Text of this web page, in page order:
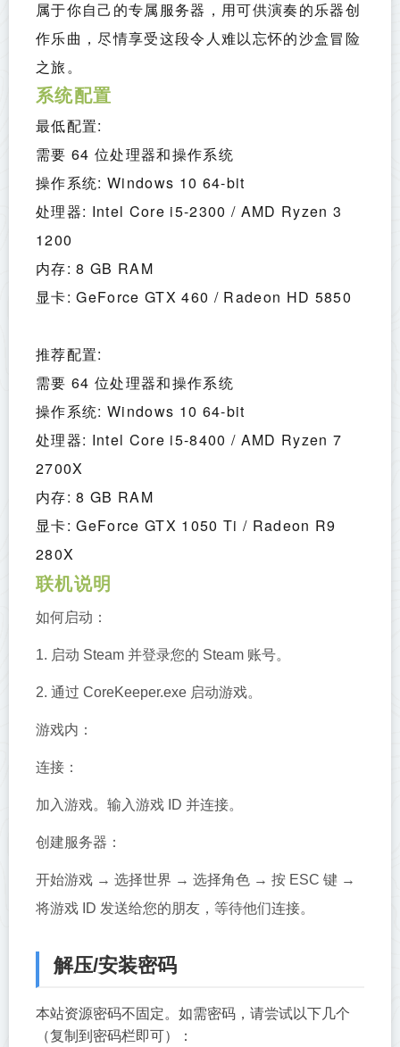
属于你自己的专属服务器，用可供演奏的乐器创
作乐曲，尽情享受这段令人难以忘怀的沙盒冒险
之旅。
系统配置
最低配置:
需要 64 位处理器和操作系统
操作系统: Windows 10 64-bit
处理器: Intel Core i5-2300 / AMD Ryzen 3
1200
内存: 8 GB RAM
显卡: GeForce GTX 460 / Radeon HD 5850
推荐配置:
需要 64 位处理器和操作系统
操作系统: Windows 10 64-bit
处理器: Intel Core i5-8400 / AMD Ryzen 7
2700X
内存: 8 GB RAM
显卡: GeForce GTX 1050 Ti / Radeon R9
280X
联机说明
如何启动：
1. 启动 Steam 并登录您的 Steam 账号。
2. 通过 CoreKeeper.exe 启动游戏。
游戏内：
连接：
加入游戏。输入游戏 ID 并连接。
创建服务器：
开始游戏 → 选择世界 → 选择角色 → 按 ESC 键 →
将游戏 ID 发送给您的朋友，等待他们连接。
解压/安装密码
本站资源密码不固定。如需密码，请尝试以下几个
（复制到密码栏即可）：